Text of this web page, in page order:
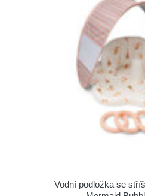
Vodní podložka se